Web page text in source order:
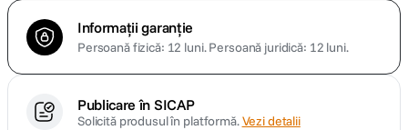
10. godox
Informații garanție
Persoană fizică: 12 luni.Persoană juridică: 12 luni.
Publicare în SICAP
Solicită produsul în platformă.Vezi detalii